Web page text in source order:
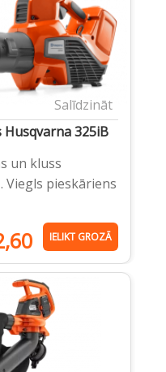
Salīdzināt
325iB
un kluss
pieskāriens
IELIKT GROZĀ